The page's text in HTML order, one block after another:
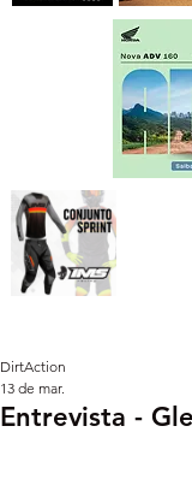
Entrevista -
DirtAction
13 de mar.